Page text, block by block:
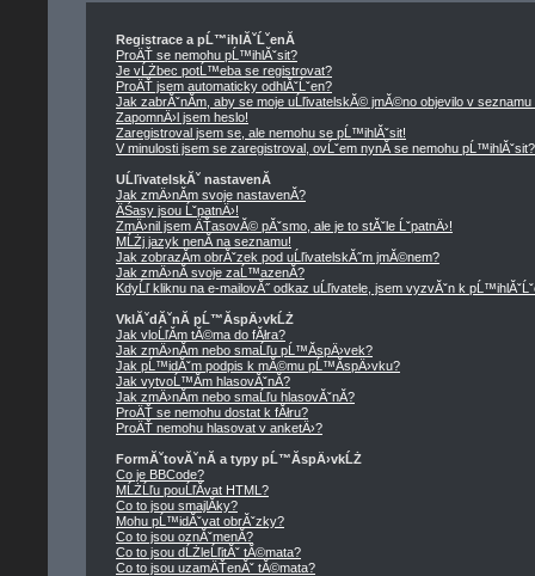
Registrace a pĹ™ihlĂˇĹˇenĂ­
ProÄŤ se nemohu pĹ™ihlĂˇsit?
Je vĹŻbec potĹ™eba se registrovat?
ProÄŤ jsem automaticky odhlĂˇĹˇen?
Jak zabrĂˇnĂ­m, aby se moje uĹľivatelskĂ© jmĂ©no objevilo v seznamu
ZapomnÄ›l jsem heslo!
Zaregistroval jsem se, ale nemohu se pĹ™ihlĂˇsit!
V minulosti jsem se zaregistroval, ovĹˇem nynĂ­ se nemohu
UĹľivatelskĂˇ nastavenĂ­
Jak zmÄ›nĂ­m svoje nastavenĂ­?
ÄŚasy jsou ĹˇpatnÄ›!
ZmÄ›nil jsem ÄŤasovĂ© pĂˇsmo, ale je to stĂˇle ĹˇpatnÄ›!
MĹŻj jazyk nenĂ­ na seznamu!
Jak zobrazĂ­m obrĂˇzek pod uĹľivatelskĂ˝m jmĂ©nem?
Jak zmÄ›nĂ­ svoje zaĹ™azenĂ­?
KdyĹľ kliknu na e-mailovĂ˝ odkaz uĹľivatele, jsem vyzvĂˇn k
VklĂˇdĂˇnĂ­ pĹ™Ă­spÄ›vkĹŻ
Jak vloĹľĂ­m tĂ©ma do fĂłra?
Jak zmÄ›nĂ­m nebo smaĹľu pĹ™Ă­spÄ›vek?
Jak pĹ™idĂˇm podpis k mĂ©mu pĹ™Ă­spÄ›vku?
Jak vytvoĹ™Ă­m hlasovĂˇnĂ­?
Jak zmÄ›nĂ­m nebo smaĹľu hlasovĂˇnĂ­?
ProÄŤ se nemohu dostat k fĂłru?
ProÄŤ nemohu hlasovat v anketÄ›?
FormĂˇtovĂˇnĂ­ a typy pĹ™Ă­spÄ›vkĹŻ
Co je BBCode?
MĹŻĹľu pouĹľĂ­vat HTML?
Co to jsou smajlĂ­ky?
Mohu pĹ™idĂˇvat obrĂˇzky?
Co to jsou oznĂˇmenĂ­?
Co to jsou dĹŻleĹľitĂˇ tĂ©mata?
Co to jsou uzamÄŤenĂˇ tĂ©mata?